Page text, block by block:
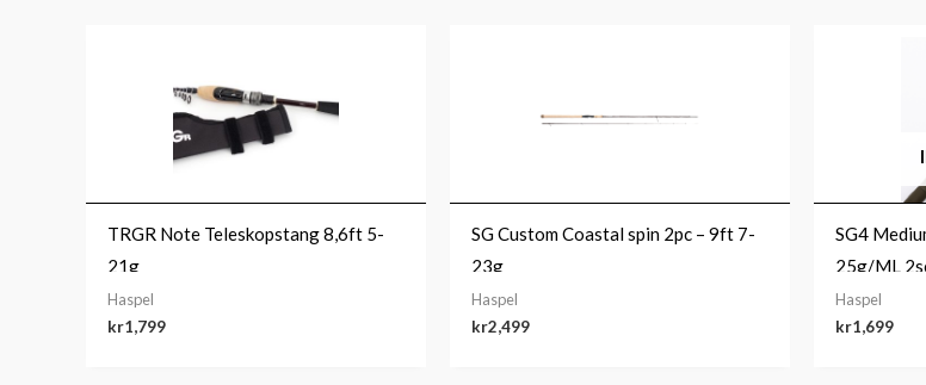
TRGR Note Teleskopstang 8,6ft 5-
21g
Haspel
kr1,799
SG Custom Coastal spin 2pc – 9ft 7-
23g
Haspel
kr2,499
SG4
25g/ML
Haspel
kr1,699